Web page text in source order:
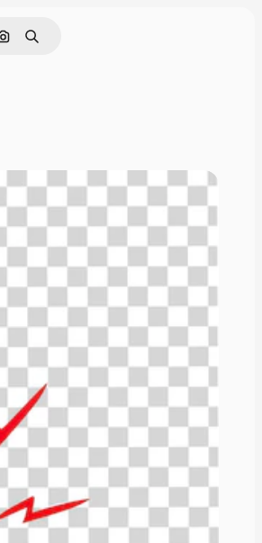
Pesquisar por imagem
Buscar